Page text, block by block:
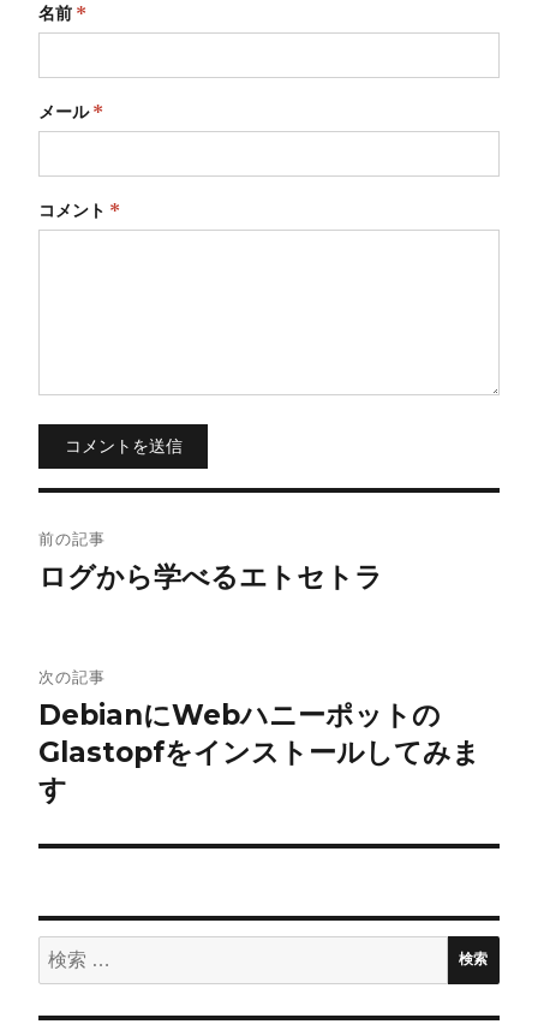
名前 *
メール*
コメント *
コメントを送信
稿
ビ
ゲ
ー
ン
前の記事
ログから学べるエトセトラ
次の記事
DebianにWebハニーポットの
Glastopfをインストールしてみま
す
検
索:
検索